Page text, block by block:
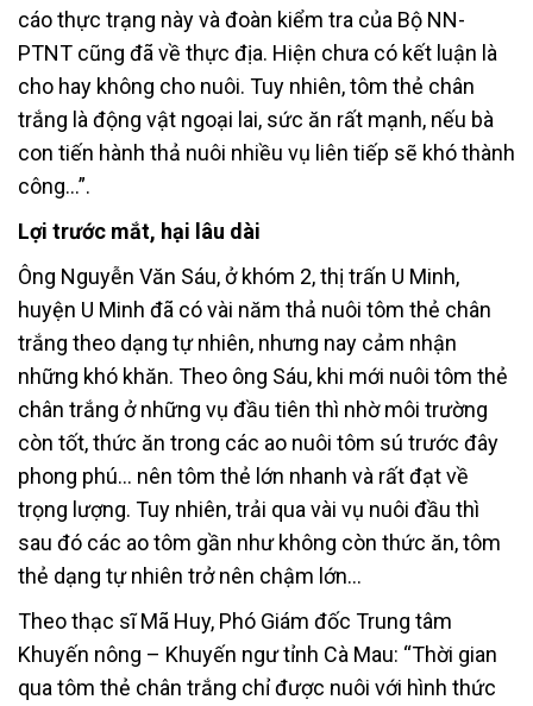
cáo thực trạng này và đoàn kiểm tra của Bộ NN-
PTNT cũng đã về thực địa. Hiện chưa có kết luận là
cho hay không cho nuôi. Tuy nhiên, tôm thẻ chân
trắng là động vật ngoại lai, sức ăn rất mạnh, nếu bà
con tiến hành thả nuôi nhiều vụ liên tiếp sẽ khó thành
công…”.
Lợi trước mắt, hại lâu dài
Ông Nguyễn Văn Sáu, ở khóm 2, thị trấn U Minh,
huyện U Minh đã có vài năm thả nuôi tôm thẻ chân
trắng theo dạng tự nhiên, nhưng nay cảm nhận
những khó khăn. Theo ông Sáu, khi mới nuôi tôm thẻ
chân trắng ở những vụ đầu tiên thì nhờ môi trường
còn tốt, thức ăn trong các ao nuôi tôm sú trước đây
phong phú… nên tôm thẻ lớn nhanh và rất đạt về
trọng lượng. Tuy nhiên, trải qua vài vụ nuôi đầu thì
sau đó các ao tôm gần như không còn thức ăn, tôm
thẻ dạng tự nhiên trở nên chậm lớn…
Theo thạc sĩ Mã Huy, Phó Giám đốc Trung tâm
Khuyến nông – Khuyến ngư tỉnh Cà Mau: “Thời gian
qua tôm thẻ chân trắng chỉ được nuôi với hình thức